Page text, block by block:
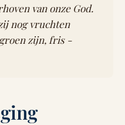
van onze God.
nog vruchten
zijn, fris -